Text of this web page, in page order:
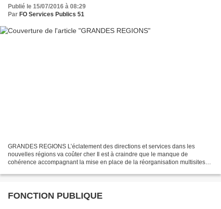
Publié le 15/07/2016 à 08:29
Par FO Services Publics 51
GRANDES REGIONS L’éclatement des directions et services dans les
nouvelles régions va coûter cher Il est à craindre que le manque de
cohérence accompagnant la mise en place de la réorganisation multisites
FONCTION PUBLIQUE